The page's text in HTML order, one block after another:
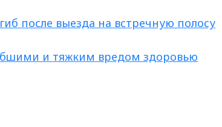
после выезда на встречную полосу
и тяжким вредом здоровью